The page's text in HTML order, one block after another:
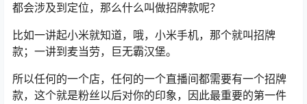
都会涉及到定位，那么什么叫做招牌款呢？
比如一讲起小米就知道，哦，小米手机，那个就叫招牌
款；一讲到麦当劳，巨无霸汉堡。
所以任何的一个店，任何的一个直播间都需要有一个招牌
款，这个就是粉丝以后对你的印象，因此最重要的第一件